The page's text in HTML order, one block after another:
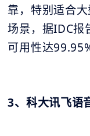
靠，特别适合
场景，据IDC报
可用性达
3、科大讯飞语